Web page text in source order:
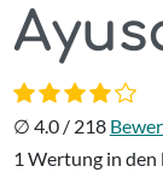
∅ 4.0 / 218
1 Wertung in